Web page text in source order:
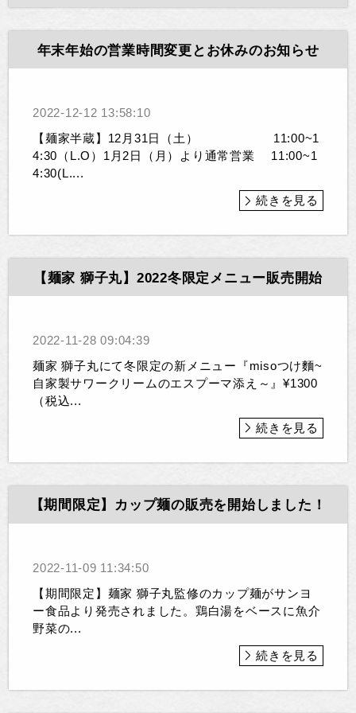
年末年始の営業時間変更とお休みのお知らせ
2022-12-12 13:58:10
【麺家半蔵】12月31日（土） 11:00~1
4:30（L.O）1月2日（月）より通常営業 11:00~1
4:30(L....
続きを見る
【麺家 獅子丸】2022冬限定メニュー販売開始
2022-11-28 09:04:39
麺家 獅子丸にて冬限定の新メニュー『misoつけ麵~
自家製サワークリームのエスプーマ添え～』¥1300
（税込...
続きを見る
【期間限定】カップ麺の販売を開始しました！
2022-11-09 11:34:50
【期間限定】麺家 獅子丸監修のカップ麺がサンヨ
ー食品より発売されました。鶏白湯をベースに魚介
野菜の...
続きを見る